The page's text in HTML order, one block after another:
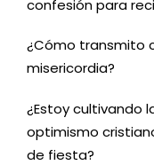
confesión para
¿Cómo transmito
misericordia?
¿Estoy cultivando
optimismo
de fiesta?